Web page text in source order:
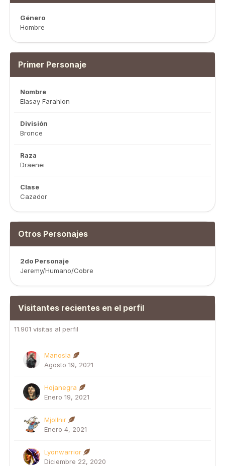
Género
Hombre
Primer Personaje
Nombre
Elasay Farahlon
División
Bronce
Raza
Draenei
Clase
Cazador
Otros Personajes
2do Personaje
Jeremy/Humano/Cobre
Visitantes recientes en el perfil
11.901 visitas al perfil
Manosla
Agosto 19, 2021
Hojanegra
Enero 19, 2021
Mjollnir
Enero 4, 2021
Lyonwarrior
Diciembre 22, 2020